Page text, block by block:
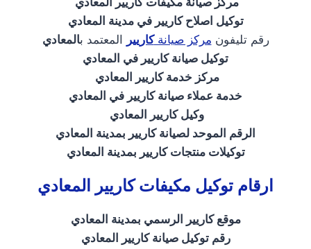
توكيل اصلاح كاريير في مدينة المعادي
رقم تليفون مركز صيانةكاريير المعتمد بالمعادي
توكيل صيانة كاريير في المعادي
مركز خدمة كاريير المعادي
خدمة عملاء صيانة كاريير في المعادي
وكيل كاريير المعادي
الرقم الموحد لصيانة كاريير بمدينة المعادي
توكيلات منتجات كاريير بمدينة المعادي
ارقام توكيل مكيفات كاريير المعادي
موقع كاريير الرسمي بمدينة المعادي
رقم توكيل صيانة كاريير المعادي